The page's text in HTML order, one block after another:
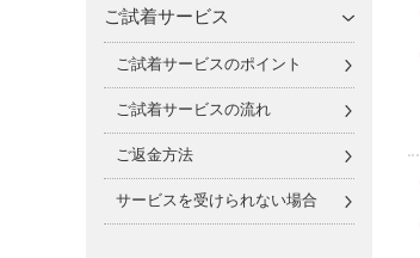
ご試着サービス
ご試着サービスのポイント
ご試着サービスの流れ
ご返金方法
サービスを受けられない場合